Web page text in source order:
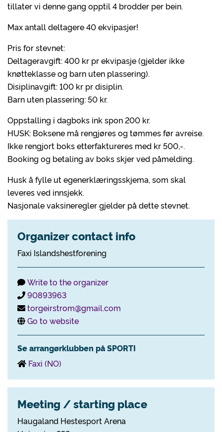
tillater vi denne gang opptil 4 brodder per bein.
Max antall deltagere 40 ekvipasjer!
Pris for stevnet:
Deltageravgift: 400 kr pr ekvipasje (gjelder ikke
knøtteklasse og barn uten plassering).
Disiplinavgift: 100 kr pr disiplin.
Barn uten plassering: 50 kr.
Oppstalling i dagboks ink spon 200 kr.
HUSK: Boksene må rengjøres og tømmes før avreise.
Ikke rengjort boks etterfaktureres med kr 500,-.
Booking og betaling av boks skjer ved påmelding.
Husk å fylle ut egenerklæringsskjema, som skal
leveres ved innsjekk.
Nasjonale vaksineregler gjelder på dette stevnet.
Organizer contact info
Faxi Islandshestforening
Write to the organizer
90893963
torgeirstrom@gmail.com
Go to website
Se arrangørklubben på SPORTI
Faxi (NO)
Meeting / starting place
Haugaland Hestesport Arena